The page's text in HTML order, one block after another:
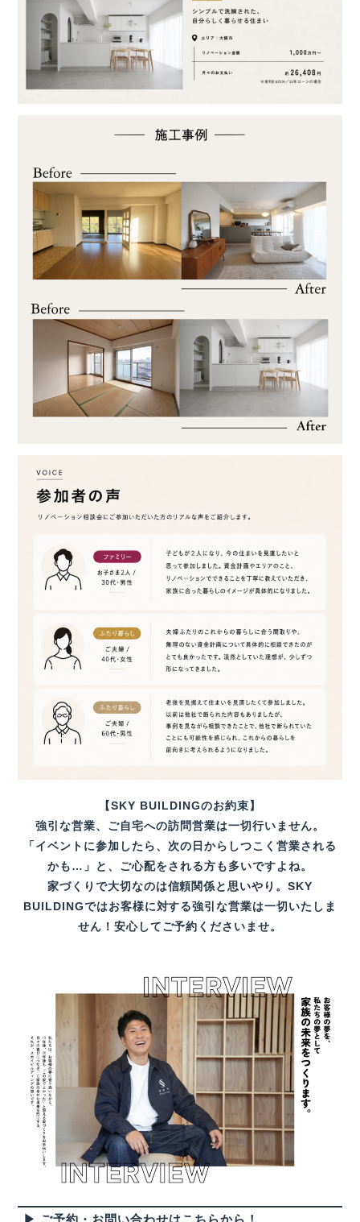
【SKY BUILDINGのお約束】
強引な営業、ご自宅への訪問営業は一切行いません。
「イベントに参加したら、次の日からしつこく営業される
かも…」と、ご心配をされる方も多いですよね。
家づくりで大切なのは信頼関係と思いやり。SKY
BUILDINGではお客様に対する強引な営業は一切いたしま
せん！安心してご予約くださいませ。
▶ ご予約・お問い合わせはこちらから！